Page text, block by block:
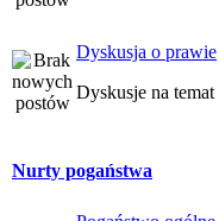
Dyskusja o prawie
Dyskusje na
Nurty pogaństwa